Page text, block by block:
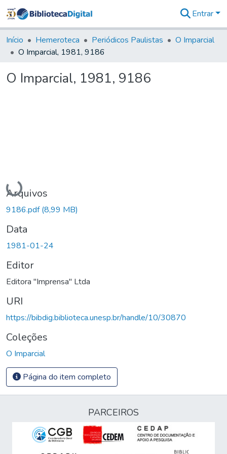
&
Coleções
Tudo na
Digital
Entrar
Início Hemeroteca Periódicos Paulistas
O Imparcial
O Imparcial, 1981, 9186
O Imparcial, 1981, 9186
Carregando...
Arquivos
9186.pdf(8,99 MB)
Data
1981-01-24
Editor
Editora "Imprensa" Ltda
URI
https://bibdig.biblioteca.unesp.br/handle/10/30870
Coleções
O Imparcial
Página do item completo
PARCEIROS